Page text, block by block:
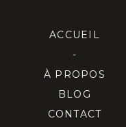
ACCUEIL
-
À PROPOS
BLOG
CONTACT